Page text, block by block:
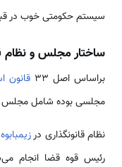
سیستم حکومتی خوب در
ساختار مجلس و نظام
براساس اصل 33 قانون
مجلسی بوده شامل مجلس
نظام قانونگذاری درزیمبابوه
رئیس قوه قضا انجام